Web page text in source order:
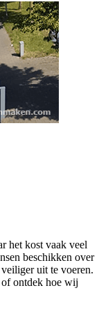
het kost vaak veel
beschikken over
uit te voeren.
ontdek hoe wij